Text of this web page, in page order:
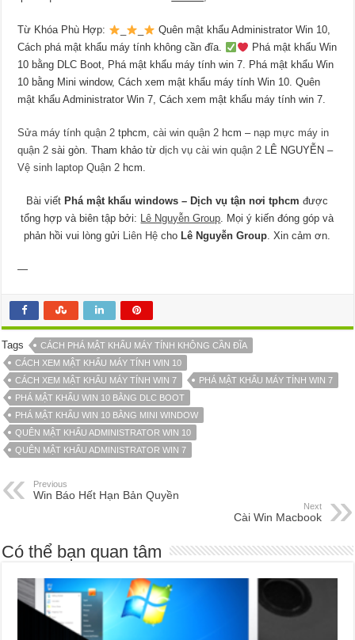
Từ Khóa Phù Hợp:
Quên mật khẩu Administrator Win 10,
Cách phá mật khẩu máy tính không cần đĩa.
Phá mật khẩu Win
10 bằng DLC Boot, Phá mật khẩu máy tính win 7. Phá mật khẩu Win
10 bằng Mini window, Cách xem mật khẩu máy tính Win 10. Quên
mật khẩu Administrator Win 7, Cách xem mật khẩu máy tính win 7.
Sửa máy tính quận 2 tphcm,cài win quận 2 hcm – nạp mực máy in
quận 2 sài gòn. Tham khảo từdịch vụ cài win quận 2 LÊ NGUYỄN –
Vệ sinh laptop Quận 2 hcm.
Bài viết Phá mật khẩu windows – Dịch vụ tận nơi tphcm được
tổng hợp và biên tập bởi: Lê Nguyễn Group. Mọi ý kiến đóng góp và
phản hồi vui lòng gửi Liên Hệ cho Lê Nguyễn Group. Xin cảm ơn.
—
Tags
CÁCH PHÁ MẬT KHẨU MÁY TÍNH KHÔNG CẦN ĐĨA
CÁCH XEM MẬT KHẨU MÁY TÍNH WIN 10
CÁCH XEM MẬT KHẨU MÁY TÍNH WIN 7
PHÁ MẬT KHẨU MÁY TÍNH WIN 7
PHÁ MẬT KHẨU WIN 10 BẰNG DLC BOOT
PHÁ MẬT KHẨU WIN 10 BẰNG MINI WINDOW
QUÊN MẬT KHẨU ADMINISTRATOR WIN 10
QUÊN MẬT KHẨU ADMINISTRATOR WIN 7
Previous
Win Báo Hết Hạn Bản Quyền
Next
Cài Win Macbook
Có thể bạn quan tâm